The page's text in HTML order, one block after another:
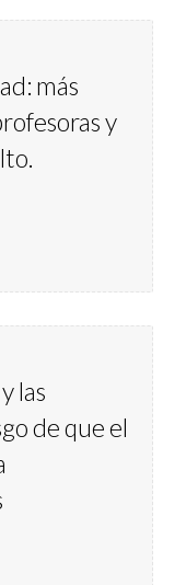
más
y
las
de que el